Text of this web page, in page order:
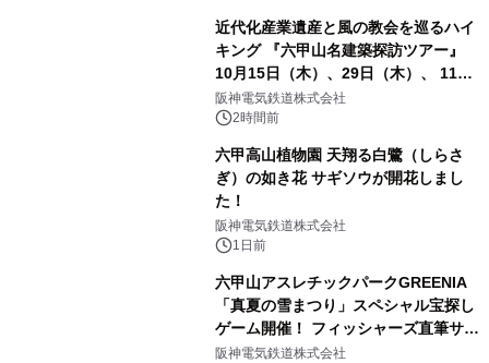
近代化産業遺産と風の教会を巡るハイ
キング 『六甲山名建築探訪ツアー』
10月15日（木）、29日（木）、 11月
5日（木）、12日（木）に開催！
阪神電気鉄道株式会社
2時間前
六甲高山植物園 天翔る白鷺（しらさ
ぎ）の如き花 サギソウが開花しまし
た！
阪神電気鉄道株式会社
1日前
六甲山アスレチックパークGREENIA
「真夏の雪まつり」スペシャル宝探し
ゲーム開催！ フィッシャーズ直筆サイ
ン色紙など豪華景品が登場！
阪神電気鉄道株式会社